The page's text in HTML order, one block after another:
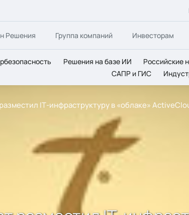
Решения Группа компаний Инвесторам
Решения на базе ИИ Российские
САПР и ГИС
IТ-инфраструктуру в «облаке»